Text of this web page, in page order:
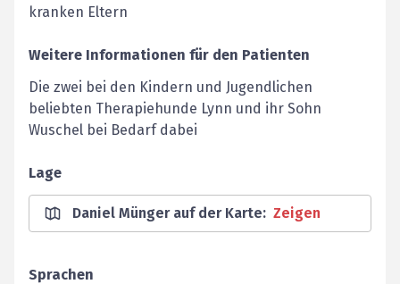
kranken Eltern
Weitere Informationen für den Patienten
Die zwei bei den Kindern und Jugendlichen
beliebten Therapiehunde Lynn und ihr Sohn
Wuschel bei Bedarf dabei
Lage
Daniel Münger auf der Karte: Zeigen
Sprachen